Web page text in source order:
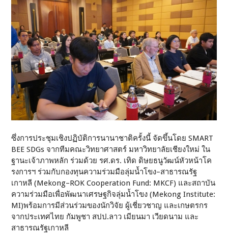
ซึ่งการประชุมเชิงปฏิบัติการนานาชาติครั้งนี้ จัดขึ้นโดย SMART
BEE SDGs จากทีมคณะวิทยาศาสตร์ มหาวิทยาลัยเชียงใหม่ ใน
ฐานะเจ้าภาพหลัก ร่วมด้วย รศ.ดร. เทิด ดิษยธนูวัฒน์หัวหน้าโค
รงการฯ ร่วมกับกองทุนความร่วมมือลุ่มน้ำโขง–สาธารณรัฐ
เกาหลี (Mekong–ROK Cooperation Fund: MKCF) และสถาบัน
ความร่วมมือเพื่อพัฒนาเศรษฐกิจลุ่มน้ำโขง (Mekong Institute:
MI)พร้อมการมีส่วนร่วมของนักวิจัย ผู้เชี่ยวชาญ และเกษตรกร
จากประเทศไทย กัมพูชา สปป.ลาว เมียนมา เวียดนาม และ
สาธารณรัฐเกาหลี